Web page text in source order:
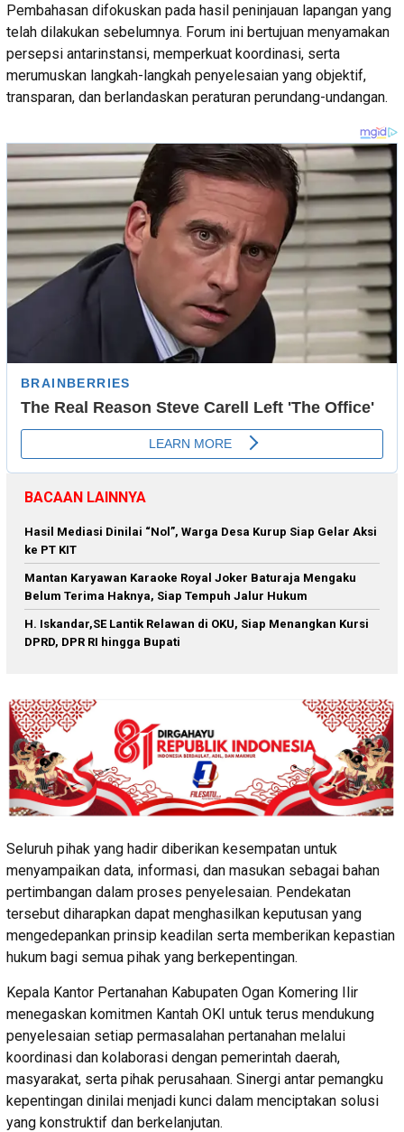
Pembahasan difokuskan pada hasil peninjauan lapangan yang
telah dilakukan sebelumnya. Forum ini bertujuan menyamakan
persepsi antarinstansi, memperkuat koordinasi, serta
merumuskan langkah-langkah penyelesaian yang objektif,
transparan, dan berlandaskan peraturan perundang-undangan.
BACAAN LAINNYA
Hasil Mediasi Dinilai “Nol”, Warga Desa Kurup Siap Gelar Aksi
ke PT KIT
Mantan Karyawan Karaoke Royal Joker Baturaja Mengaku
Belum Terima Haknya, Siap Tempuh Jalur Hukum
H. Iskandar,SE Lantik Relawan di OKU, Siap Menangkan Kursi
DPRD, DPR RI hingga Bupati
Seluruh pihak yang hadir diberikan kesempatan untuk
menyampaikan data, informasi, dan masukan sebagai bahan
pertimbangan dalam proses penyelesaian. Pendekatan
tersebut diharapkan dapat menghasilkan keputusan yang
mengedepankan prinsip keadilan serta memberikan kepastian
hukum bagi semua pihak yang berkepentingan.
Kepala Kantor Pertanahan Kabupaten Ogan Komering Ilir
menegaskan komitmen Kantah OKI untuk terus mendukung
penyelesaian setiap permasalahan pertanahan melalui
koordinasi dan kolaborasi dengan pemerintah daerah,
masyarakat, serta pihak perusahaan. Sinergi antar pemangku
kepentingan dinilai menjadi kunci dalam menciptakan solusi
yang konstruktif dan berkelanjutan.